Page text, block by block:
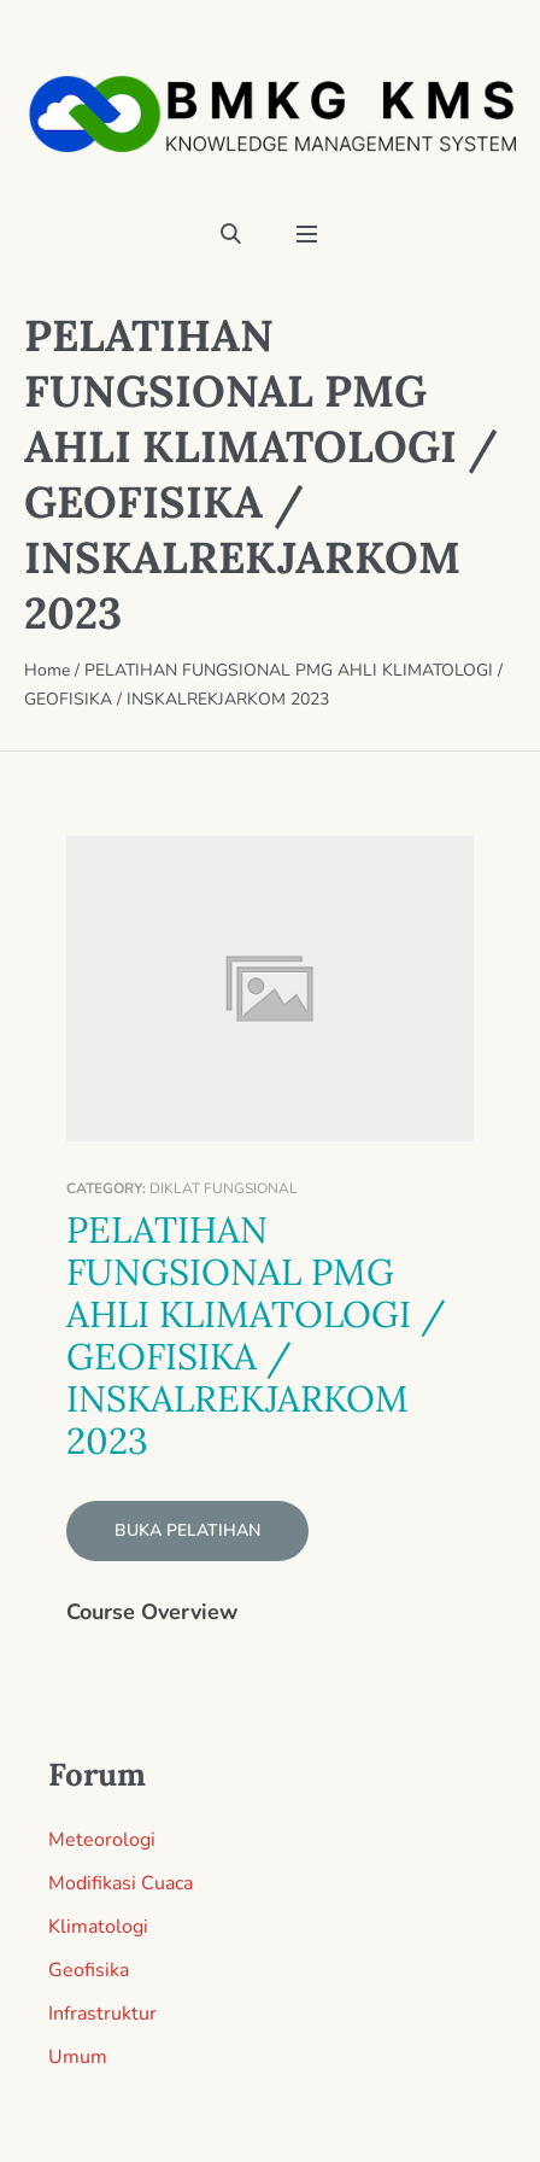
PELATIHAN
FUNGSIONAL PMG
AHLI KLIMATOLOGI /
GEOFISIKA /
INSKALREKJARKOM
2023
Home / PELATIHAN FUNGSIONAL PMG AHLI KLIMATOLOGI /
GEOFISIKA / INSKALREKJARKOM 2023
CATEGORY: DIKLAT FUNGSIONAL
PELATIHAN
FUNGSIONAL PMG
AHLI KLIMATOLOGI /
GEOFISIKA /
INSKALREKJARKOM
2023
BUKA PELATIHAN
Course Overview
Forum
Meteorologi
Modifikasi Cuaca
Klimatologi
Geofisika
Infrastruktur
Umum